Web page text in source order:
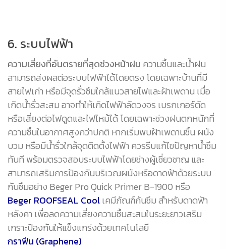
6. ระบบไฟฟ้า
ความเสี่ยงที่อันตรายที่สุดช่วงหน้าฝน ความชื้นและน้ำฝน
สามารถส่งผลต่อระบบไฟฟ้าได้โดยตรง โดยเฉพาะบ้านที่มี
สายไฟเก่า หรือมีจุดรั่วซึมใกล้แนวสายไฟและฝ้าเพดาน เมื่อ
เกิดน้ำรั่วสะสม อาจทำให้เกิดไฟฟ้าลัดวงจร เบรกเกอร์ตัด
หรือเสี่ยงต่อไฟดูดและไฟไหม้ได้ โดยเฉพาะช่วงฝนตกหนักที่
ความชื้นในอากาศสูงกว่าปกติ หากเริ่มพบฝ้าเพดานชื้น ผนัง
บวม หรือมีน้ำรั่วใกล้จุดติดตั้งไฟฟ้า ควรรีบแก้ไขปัญหาน้ำซึม
ทันที พร้อมตรวจสอบระบบไฟฟ้าโดยช่างผู้เชี่ยวชาญ และ
สามารถเสริมการป้องกันบริเวณผนังหรือดาดฟ้าด้วยระบบ
กันซึมอย่าง Beger Pro Quick Primer B-1900 หรือ
Beger ROOFSEAL Coolเคมีภัณฑ์กันซึม สำหรับดาดฟ้า
หลังคา เพื่อลดความเสี่ยงความชื้นสะสมในระยะยาวเสริม
เกราะป้องกันให้แข็งแกร่งด้วยเทคโนโลยี
กราฟีน (Graphene)